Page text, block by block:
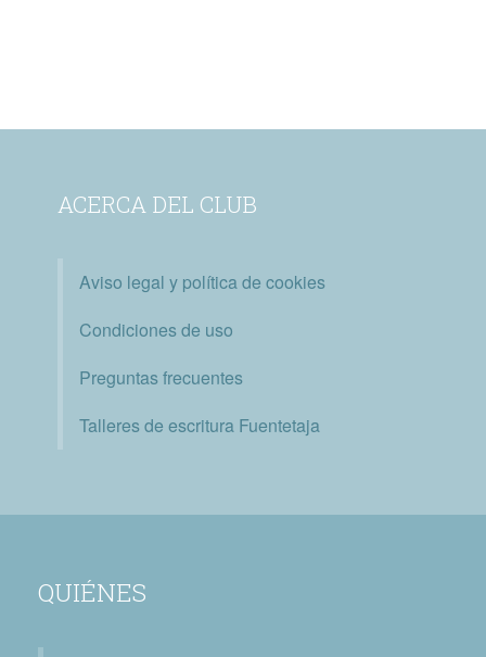
ACERCA DEL CLUB
Aviso legal y política de cookies
Condiciones de uso
Preguntas frecuentes
Talleres de escritura Fuentetaja
QUIÉNES